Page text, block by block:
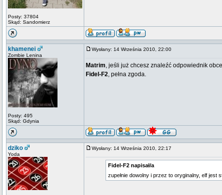
Posty: 37804
Skąd: Sandomierz
khamenei
Zombie Lenina
Posty: 495
Skąd: Gdynia
Wysłany: 14 Września 2010, 22:00
Matrim, jeśli już chcesz znaleźć odpowiednik
Fidel-F2, pełna zgoda.
dziko
Yoda
Wysłany: 14 Września 2010, 22:17
Fidel-F2 napisał/a
zupełnie dowolny i przez to oryginalny, elf jest